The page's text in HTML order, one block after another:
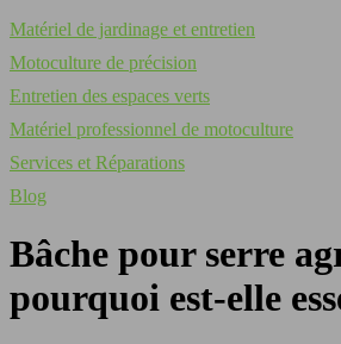
Matériel de jardinage et entretien
Motoculture de précision
Entretien des espaces verts
Matériel professionnel de motoculture
Services et Réparations
Blog
Bâche pour serre
pourquoi est-elle